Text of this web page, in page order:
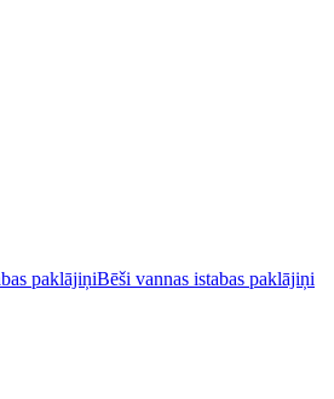
paklājiņiBēši vannas istabas paklājiņi